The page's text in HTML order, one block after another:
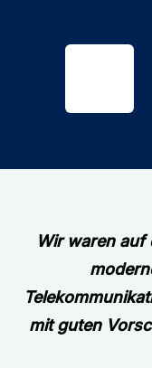
Wir waren auf
mit guten